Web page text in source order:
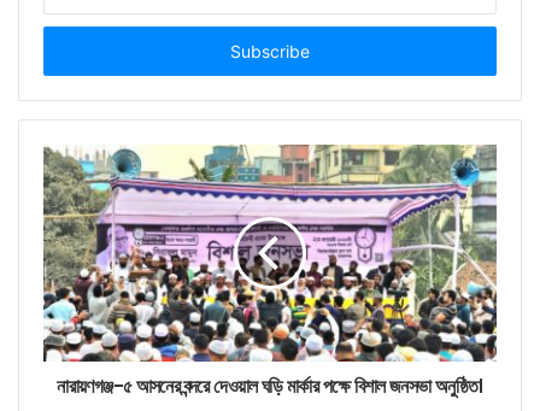
Email
নারায়ণগঞ্জ-৫ আসনের বন্দরে দেওয়াল ঘড়ি মার্কার পক্ষে বিশাল জনসভা অনুষ্ঠিত।